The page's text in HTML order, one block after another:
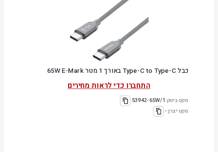
כבל Type-C to Type-C באורך 1 מטר 65W E-Mark
התחברו כדי לראות מחירים
מקט ביטק:53942-65W/1
מקט יצרן:-